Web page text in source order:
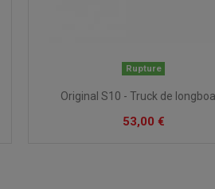
Rupture
Original S10 - Truck de
53,00 €